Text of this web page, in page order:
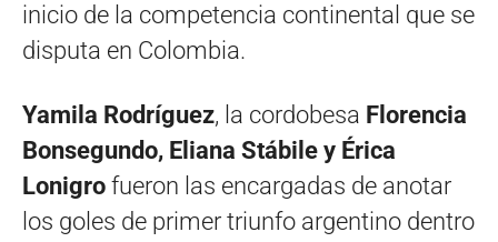
inicio de la competencia continental que se
disputa en Colombia.
Yamila Rodríguez, la cordobesa Florencia
Bonsegundo, Eliana Stábile y Érica
Lonigro fueron las encargadas de anotar
los goles de primer triunfo argentino dentro